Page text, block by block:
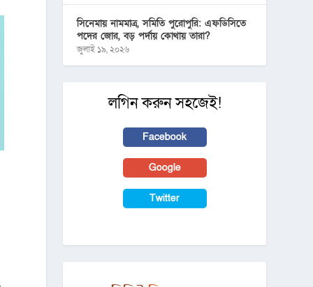
সিনেমায় নামমাত্র, সমিতি পুরোপুরি: এফডিসিতে
পদের জোর, বড় পর্দায় কোথায় তারা?
জুলাই ১৯, ২০২৬
লগিন করুন সহজেই!
Facebook
Google
Twitter